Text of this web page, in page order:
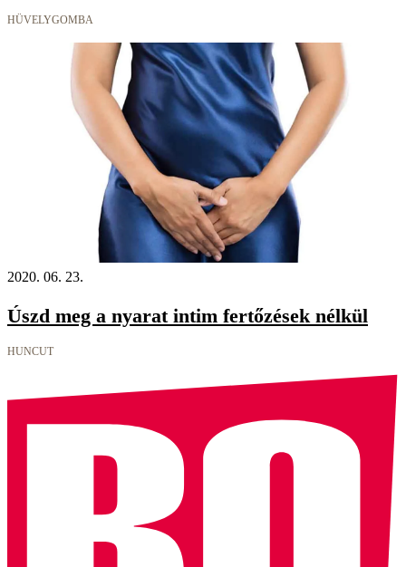
HÜVELYGOMBA
2020. 06. 23.
Úszd meg a nyarat intim fertőzések nélkül
HUNCUT